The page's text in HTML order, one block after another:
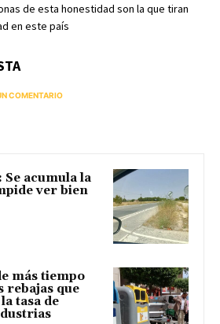
de esta honestidad son la que tiran
en este país
COMENTARIO
acumula la
ver bien
más tiempo
rebajas que
tasa de